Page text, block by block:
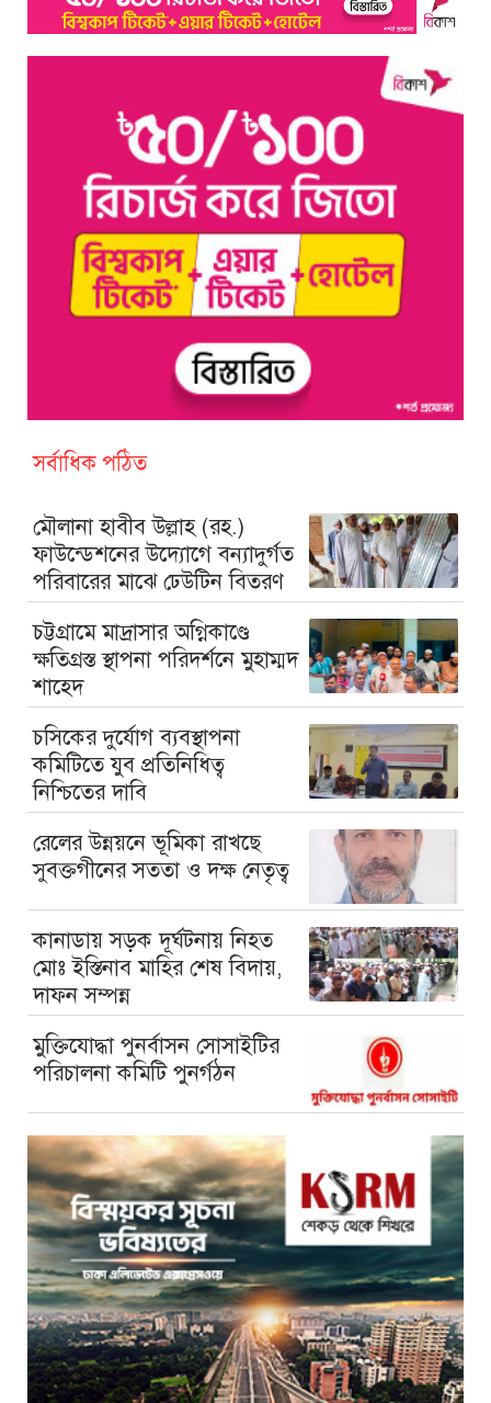
সর্বাধিক পঠিত
মৌলানা হাবীব উল্লাহ (রহ.)
ফাউন্ডেশনের উদ্যোগে বন্যাদুর্গত
পরিবারের মাঝে ঢেউটিন বিতরণ
চট্টগ্রামে মাদ্রাসার অগ্নিকাণ্ডে
ক্ষতিগ্রস্ত স্থাপনা পরিদর্শনে মুহাম্মদ
শাহেদ
চসিকের দুর্যোগ ব্যবস্থাপনা
কমিটিতে যুব প্রতিনিধিত্ব
নিশ্চিতের দাবি
রেলের উন্নয়নে ভূমিকা রাখছে
সুবক্তগীনের সততা ও দক্ষ নেতৃত্ব
কানাডায় সড়ক দূর্ঘটনায় নিহত
মোঃ ইস্তিনাব মাহির শেষ বিদায়,
দাফন সম্পন্ন
মুক্তিযোদ্ধা পুনর্বাসন সোসাইটির
পরিচালনা কমিটি পুনর্গঠন